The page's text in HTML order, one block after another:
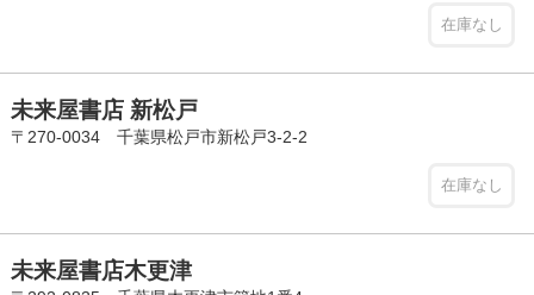
在庫なし
未来屋書店 新松戸
〒270-0034 千葉県松戸市新松戸3-2-2
在庫なし
未来屋書店木更津